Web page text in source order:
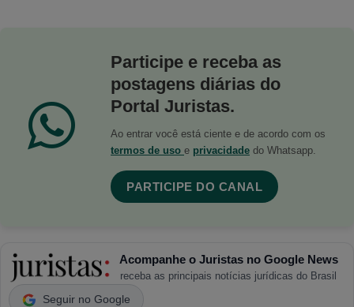
Participe e receba as
postagens diárias do
Portal Juristas.
Ao entrar você está ciente e de acordo com os
termos de uso e privacidade do Whatsapp.
PARTICIPE DO CANAL
Acompanhe o Juristas no Google News
receba as principais notícias jurídicas do Brasil
Seguir no Google